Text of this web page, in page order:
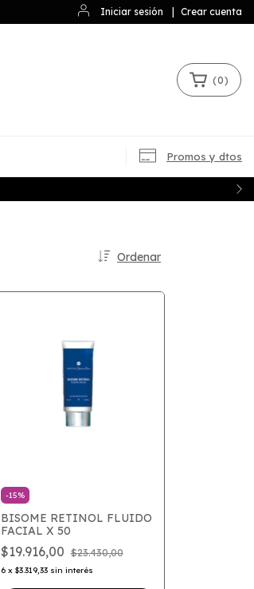
Iniciar sesión Crear cuenta
(0)
Promos y dtos
Ordenar
-15%
BISOME RETINOL FLUIDO
FACIAL X 50
$19.916,00 $23.430,00
6 x $3.319,33 sin interés